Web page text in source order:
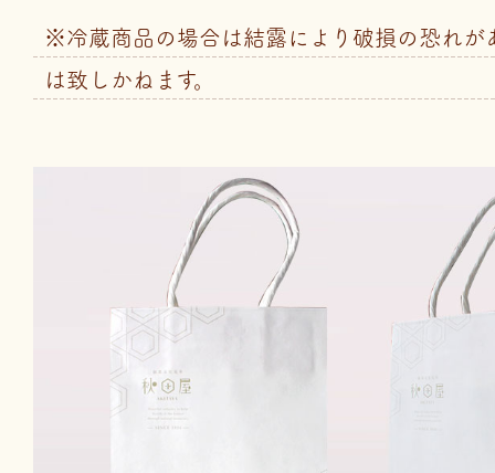
※冷蔵商品の場合は結露により破損の恐れが
は致しかねます。